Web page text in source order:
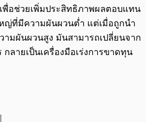
พื่อช่วยเพิ่มประสิทธิภาพผลตอบแทน
ญ่ที่มีความผันผวนต่ำ แต่เมื่อถูกนำ
มผันผวนสูง มันสามารถเปลี่ยนจาก
กลายเป็นเครื่องมือเร่งการขาดทุน